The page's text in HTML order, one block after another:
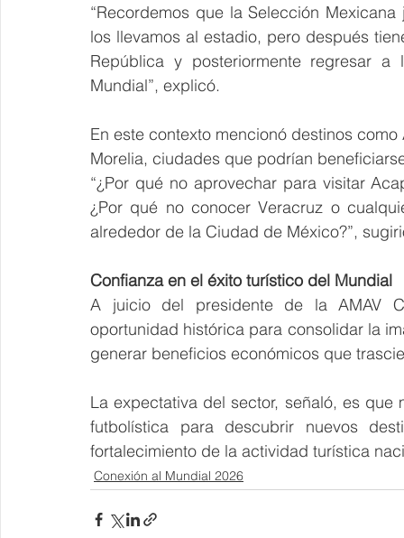
“Recordemos que la Selección
los llevamos al estadio, pero después
República y posteriormente regresar
Mundial”, explicó.
En este contexto mencionó destinos
Morelia, ciudades que podrían
“¿Por qué no aprovechar para visitar
¿Por qué no conocer Veracruz o
alrededor de la Ciudad de México?”,
Confianza en el éxito turístico del Mundial
A juicio del presidente de la AMAV
oportunidad histórica para consolidar la
generar beneficios económicos que
La expectativa del sector, señaló, es
futbolística para descubrir nuevos
fortalecimiento de la actividad turística
Conexión al Mundial 2026